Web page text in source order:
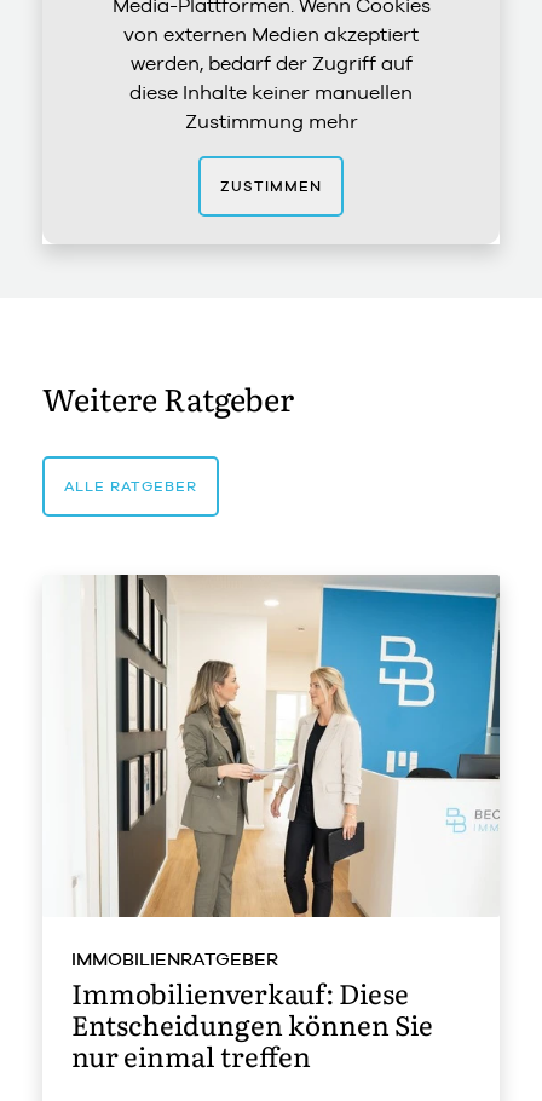
Media-Plattformen. Wenn Cookies
von externen Medien akzeptiert
werden, bedarf der Zugriff auf
diese Inhalte keiner manuellen
Zustimmung mehr
ZUSTIMMEN
Weitere Ratgeber
ALLE RATGEBER
IMMOBILIENRATGEBER
Immobilienverkauf: Diese
Entscheidungen können Sie
nur einmal treffen